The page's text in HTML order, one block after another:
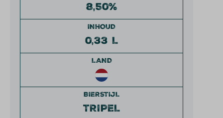
8,50%
INHOUD
0,33 L
LAND
BIERSTIJL
TRIPEL